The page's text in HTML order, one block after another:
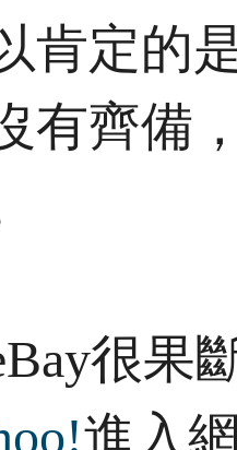
肯定的
有齊備
很果
進入